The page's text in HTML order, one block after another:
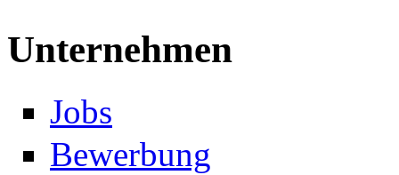
Unternehmen
Jobs
Bewerbung